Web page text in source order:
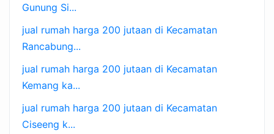
Gunung Si...
jual rumah harga 200 jutaan di Kecamatan
Rancabung...
jual rumah harga 200 jutaan di Kecamatan
Kemang ka...
jual rumah harga 200 jutaan di Kecamatan
Ciseeng k...